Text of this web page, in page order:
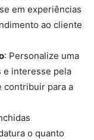
em experiências
ao cliente
: Personalize uma
e interesse pela
contribuir para a
o quanto